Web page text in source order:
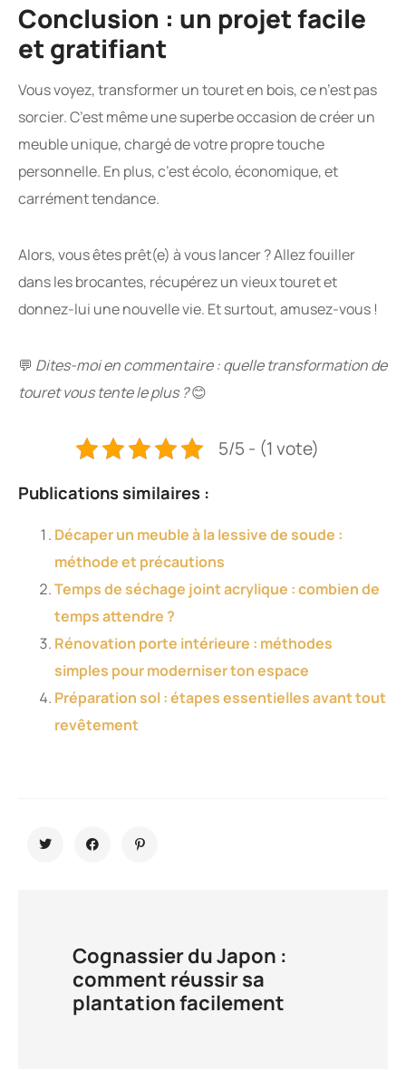
Conclusion : un projet facile
et gratifiant
Vous voyez, transformer un touret en bois, ce n’est pas
sorcier. C’est même une superbe occasion de créer un
meuble unique, chargé de votre propre touche
personnelle. En plus, c’est écolo, économique, et
carrément tendance.
Alors, vous êtes prêt(e) à vous lancer ? Allez fouiller
dans les brocantes, récupérez un vieux touret et
donnez-lui une nouvelle vie. Et surtout, amusez-vous !
💬 Dites-moi en commentaire : quelle transformation de
touret vous tente le plus ?😊
5/5 - (1 vote)
Publications similaires :
Décaper un meuble à la lessive de soude :
méthode et précautions
Temps de séchage joint acrylique : combien de
temps attendre ?
Rénovation porte intérieure : méthodes
simples pour moderniser ton espace
Préparation sol : étapes essentielles avant tout
revêtement
Cognassier du Japon :
comment réussir sa
plantation facilement